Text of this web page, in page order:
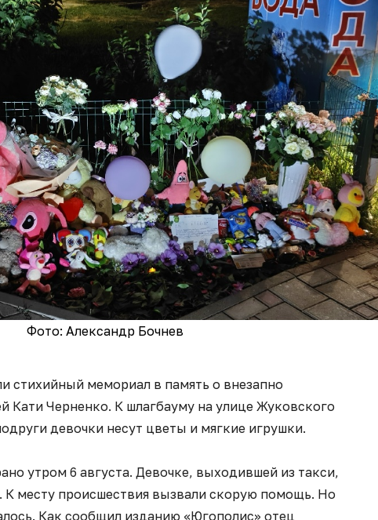
Фото: Александр Бочнев
стихийный мемориал в память о внезапно
Кати Черненко. К шлагбауму на улице Жуковского
девочки несут цветы и мягкие игрушки.
утром 6 августа. Девочке, выходившей из такси,
К месту происшествия вызвали скорую помощь. Но
Как сообщил изданию «Югополис» отец